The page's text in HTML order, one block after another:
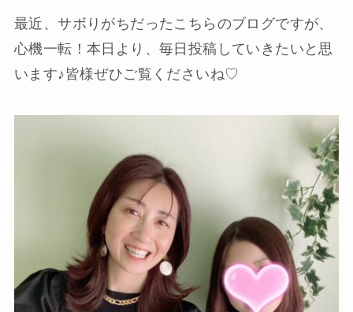
最近、サボりがちだったこちらのブログですが、
心機一転！本日より、毎日投稿していきたいと思
います♪皆様ぜひご覧くださいね♡